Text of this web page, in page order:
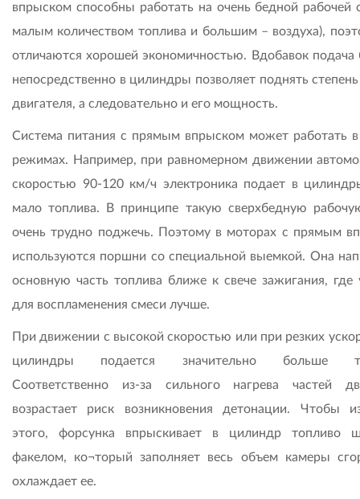
впрыском способны работать на очень бедной рабочей
малым количеством топлива и большим – воздуха),
отличаются хорошей экономичностью. Вдобавок подача
непосредственно в цилиндры позволяет поднять
двигателя, а следовательно и его мощность.
Система питания с прямым впрыском может работать
режимах. Например, при равномерном движении
скоростью 90-120 км/ч электроника подает в
мало топлива. В принципе такую сверхбедную
очень трудно поджечь. Поэтому в моторах с прямым
используются поршни со специальной выемкой. Она
основную часть топлива ближе к свече зажигания, где
для воспламенения смеси лучше.
При движении с высокой скоростью или при резких
цилиндры подается значительно больше
Соответственно из-за сильного нагрева частей
возрастает риск возникновения детонации. Чтобы
этого, форсунка впрыскивает в цилиндр топливо
факелом, ко¬торый заполняет весь объем камеры
охлаждает ее.